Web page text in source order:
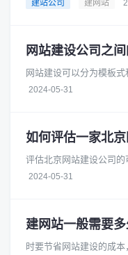
建站公司 建网站
网站建设可以分为模板式
进行搭建，成本较低，
2024-05-31
评估北京网站建设公司的
时，您可以从以下几个
2024-05-31
时要节省网站建设的成本